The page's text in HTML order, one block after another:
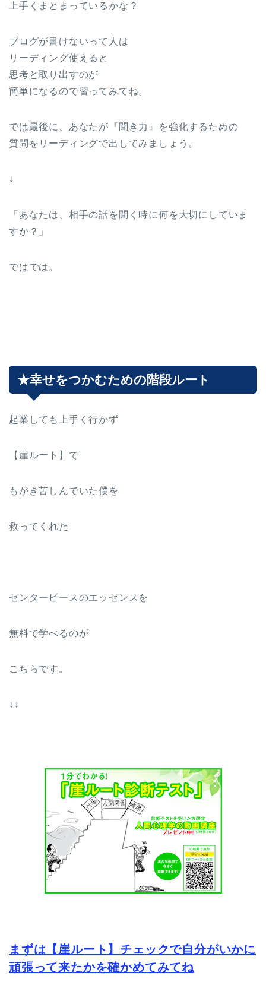
上手くまとまっているかな？
ブログが書けないって人は
リーディング使えると
思考と取り出すのが
簡単になるので習ってみてね。
では最後に、あなたが『聞き力』を強化するための
質問をリーディングで出してみましょう。
↓
「あなたは、相手の話を聞く時に何を大切にしていま
すか？」
ではでは。
★幸せをつかむための階段ルート
起業しても上手く行かず
【崖ルート】で
もがき苦しんでいた僕を
救ってくれた
センターピースのエッセンスを
無料で学べるのが
こちらです。
↓↓
まずは【崖ルート】チェックで自分がいかに
頑張って来たかを確かめてみてね